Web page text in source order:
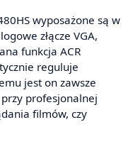
wyposażone są w
złącze VGA,
funkcja ACR
reguluje
jest on zawsze
profesjonalnej
filmów, czy